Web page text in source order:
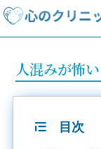
人混みが怖い
目次